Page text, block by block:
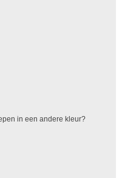
in een andere kleur?